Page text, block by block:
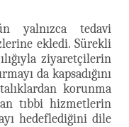
yalnızca tedavi
ekledi. Sürekli
ziyaretçilerin
da kapsadığını
korunma
tıbbi hizmetlerin
hedeflediğini dile